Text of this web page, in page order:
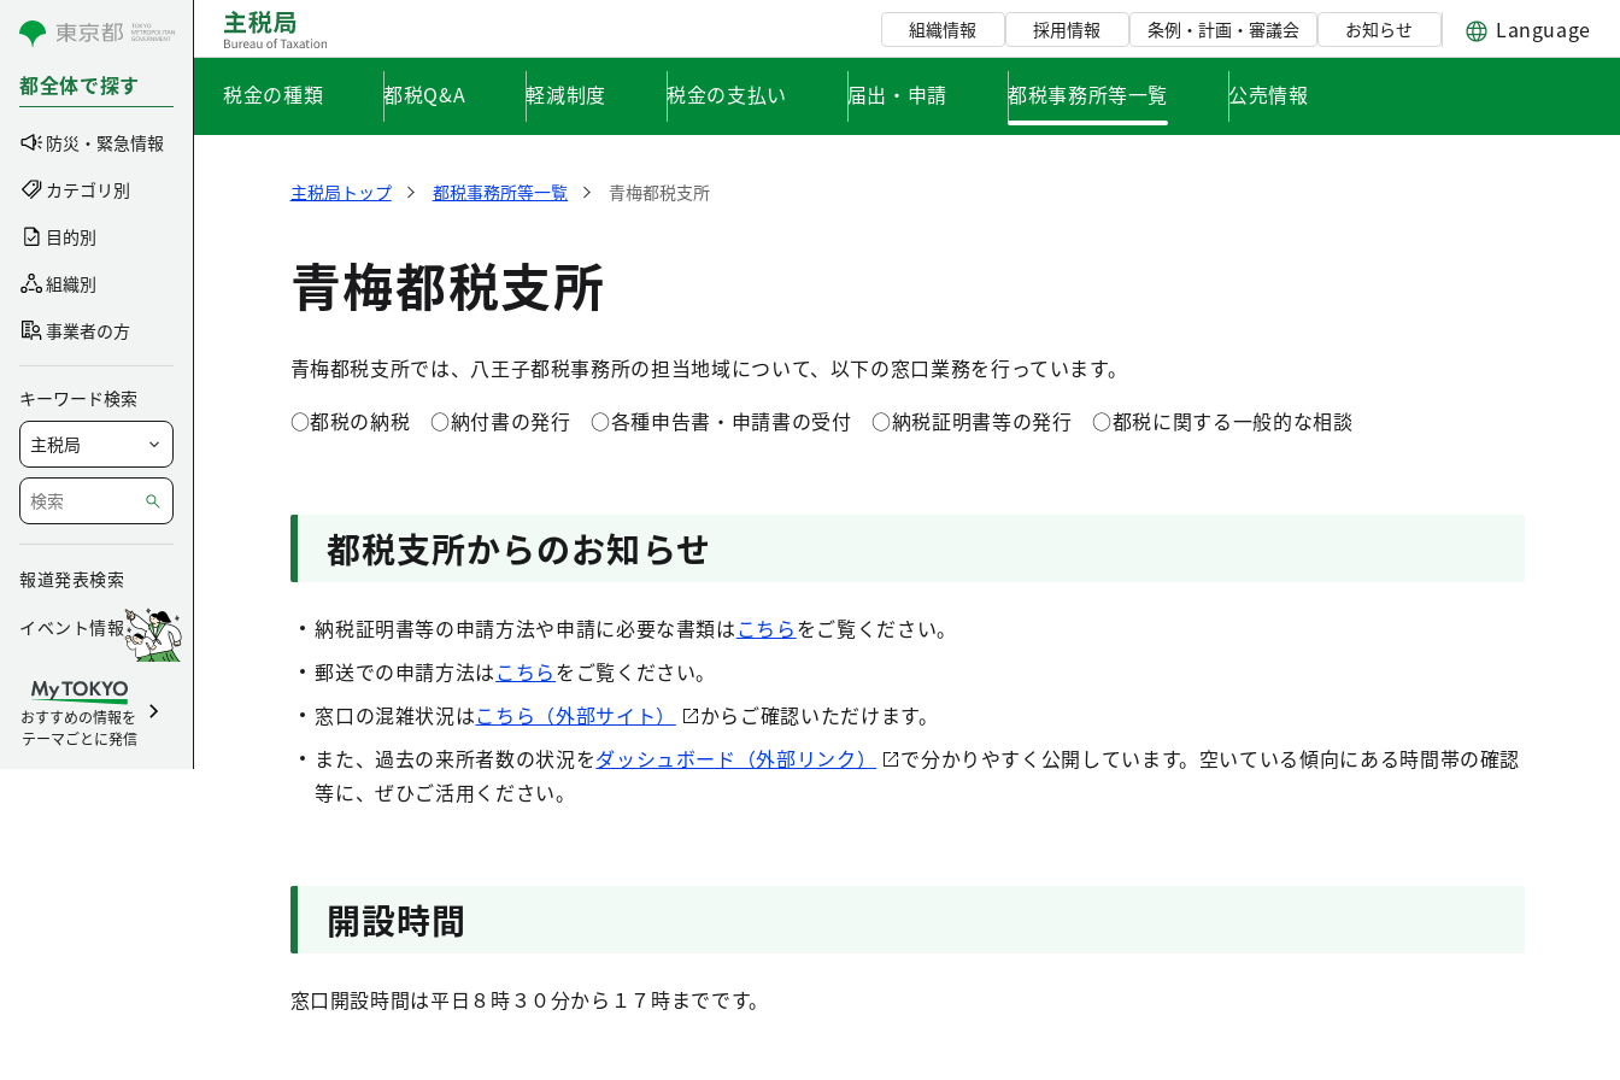
コンテンツにスキップ
都全体で探す
防災・緊急情報
カテゴリ別
目的別
組織別
事業者の方
キーワード検索
報道発表検索
イベント情報
おすすめの情報を
テーマごとに発信
組織情報 採用情報 条例・計画・審議会 お知らせ Language
税金の種類 都税Q&A 軽減制度 税金の支払い 届出・申請 都税事務所等一覧 公売情報
主税局トップ 都税事務所等一覧 青梅都税支所
青梅都税支所
青梅都税支所では、八王子都税事務所の担当地域について、以下の窓口業務を行っています。
○都税の納税 ○納付書の発行 ○各種申告書・申請書の受付 ○納税証明書等の発行 ○都税に関する一般的な相談
都税支所からのお知らせ
納税証明書等の申請方法や申請に必要な書類はこちらをご覧ください。
郵送での申請方法はこちらをご覧ください。
窓口の混雑状況はこちら（外部サイト）
からご確認いただけます。
また、過去の来所者数の状況をダッシュボード（外部リンク）
で分かりやすく公開しています。空いている傾向にある時間帯の確認
等に、ぜひご活用ください。
開設時間
窓口開設時間は平日８時３０分から１７時までです。